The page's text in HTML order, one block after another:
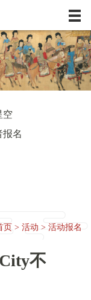
空
报名
页 > 活动 > 活动报名
不